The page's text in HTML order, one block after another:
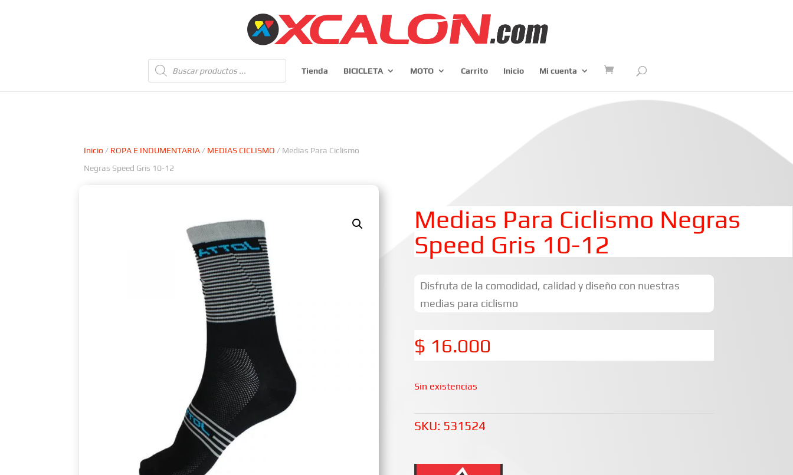
Búsqueda
de
productos
Tienda BICICLETA MOTO Carrito Inicio Mi cuenta
Inicio / ROPA E INDUMENTARIA/ MEDIAS CICLISMO / Medias Para Ciclismo
Negras Speed Gris 10-12
Medias Para Ciclismo Negras
Speed Gris 10-12
Disfruta de la comodidad, calidad y diseño con nuestras
medias para ciclismo
$ 16.000
Sin existencias
SKU: 531524